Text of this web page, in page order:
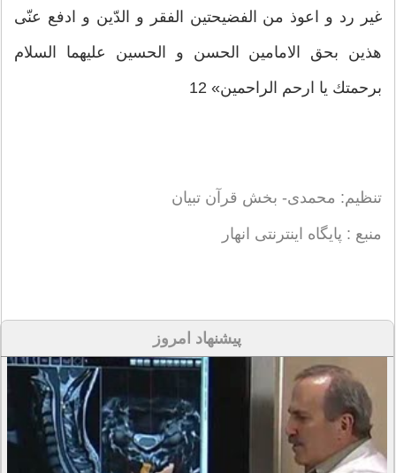
غیر رد و اعوذ من الفضیحتین الفقر و الدّین و ادفع عنّی
هذین بحق الامامین الحسن و الحسین علیهما السلام
برحمتك یا ارحم الراحمین» 12
تنظیم: محمدی- بخش قرآن تبیان
منبع : پایگاه اینترنتی انهار
پیشنهاد امروز